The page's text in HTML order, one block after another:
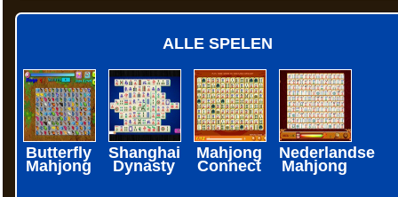
ALLE SPELEN
Butterfly
Mahjong
Shanghai
Dynasty
Mahjong
Connect
Nederlandse
Mahjong